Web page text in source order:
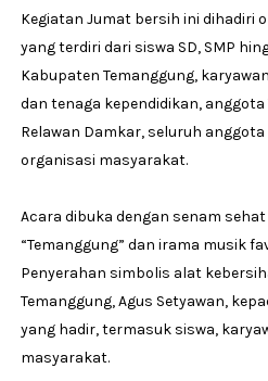
Kegiatan Jumat bersih ini dihadiri
yang terdiri dari siswa SD, SMP
Kabupaten Temanggung,
dan tenaga kependidikan, anggota
Relawan Damkar, seluruh
organisasi masyarakat.
Acara dibuka dengan senam
“Temanggung” dan irama musik
Penyerahan simbolis alat
Temanggung, Agus Setyawan,
yang hadir, termasuk siswa,
masyarakat.